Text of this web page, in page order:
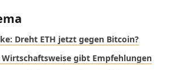
Dreht ETH jetzt gegen Bitcoin?
gibt Empfehlungen